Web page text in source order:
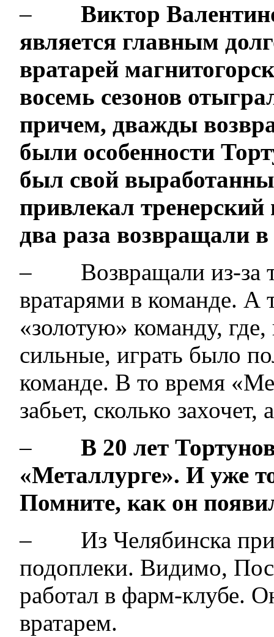
– Виктор
является главным
вратарей
восемь сезонов
причем, дважды
были особенности
был свой
привлекал
два раза возвращали
– Возвращали из-за
вратарями в команде. А
«золотую» команду,
сильные, играть было
команде. В то время
забьет, сколько
– В 20 лет
«Металлурге». И уже
Помните, как он
– Из Челябинска
подоплеки. Видимо,
работал в фарм-клубе.
вратарем.